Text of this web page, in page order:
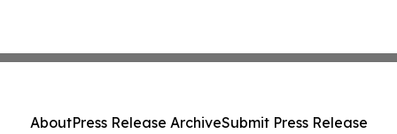
AboutPress Release ArchiveSubmit Press Release